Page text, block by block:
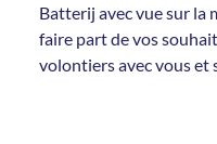
Batterij avec vue sur la
faire part de vos
volontiers avec vous et